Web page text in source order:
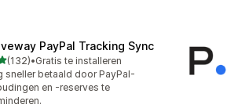
PayPal Tracking Sync
5 sterren
(132) in totaal
•Gratis te installeren
sneller betaald door PayPal-
en -reserves te